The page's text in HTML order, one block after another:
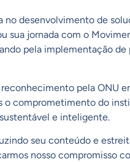
no desenvolvimento de
sua jornada com o
pela implementação de
pela ONU
o comprometimento do
e inteligente.
seu conteúdo e
nosso compromisso